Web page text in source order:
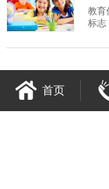
教育
标志
首页